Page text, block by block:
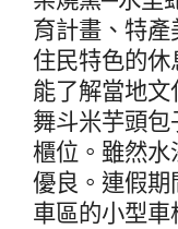
育計畫、特
住民特色的
能了解當地文
舞斗米芋頭
櫃位。雖然
優良。連假
車區的小型車